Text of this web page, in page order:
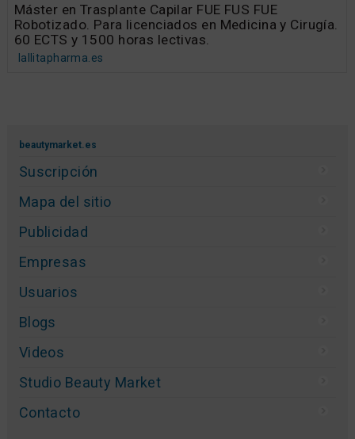
Máster en Trasplante Capilar FUE FUS FUE
Robotizado. Para licenciados en Medicina y Cirugía.
60 ECTS y 1500 horas lectivas.
lallitapharma.es
beautymarket.es
Suscripción
Mapa del sitio
Publicidad
Empresas
Usuarios
Blogs
Videos
Studio Beauty Market
Contacto